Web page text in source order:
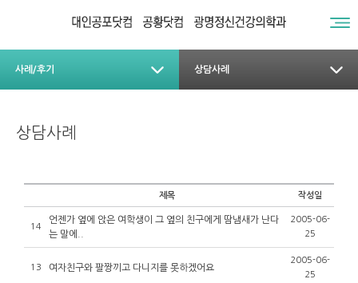
사례/후기 상담사례
상담사례
제목 작성일
14
언젠가 옆에 앉은 여학생이 그 옆의 친구에게 땀냄새가 난다
는 말에..
2005-06-
25
13 여자친구와 팔짱끼고 다니지를 못하겠어요
2005-06-
25